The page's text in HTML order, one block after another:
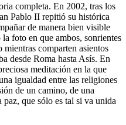
completa. En 2002, tras los
Pablo II repitió su histórica
de manera bien visible
foto en que ambos, sonrientes
mientras comparten asientos
desde Roma hasta Asís. En
meditación en la que
igualdad entre las religiones
de un camino, de una
que sólo es tal si va unida